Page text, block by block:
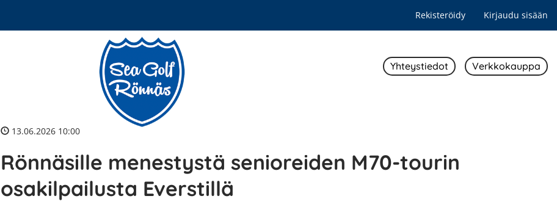
Rekisteröidy Kirjaudu sisään
Yhteystiedot Verkkokauppa
13.06.2026 10:00
Rönnäsille menestystä senioreiden M70-tourin
osakilpailusta Everstillä